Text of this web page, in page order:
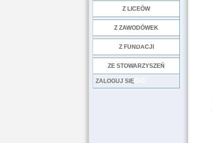
Z LICEÓW
Z ZAWODÓWEK
Z FUNDACJI
ZE STOWARZYSZEŃ
LOG
ZALOGUJ SIĘ